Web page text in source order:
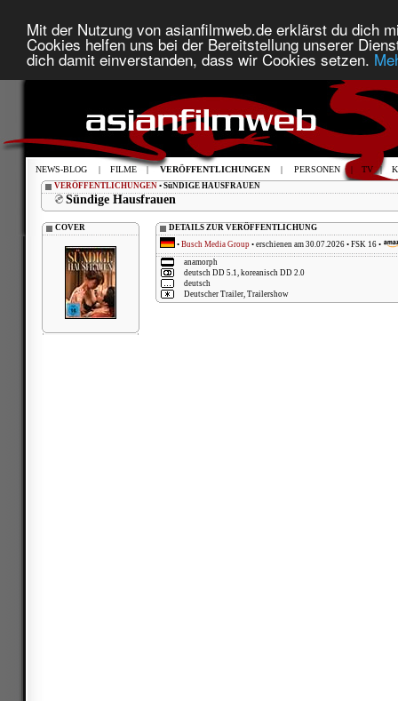
Mit der Nutzung von asianfilmweb.de erklärst du dich
Cookies helfen uns bei der Bereitstellung unserer
dich damit einverstanden, dass wir Cookies setzen.
NEWS-BLOG | FILME | VERÖFFENTLICHUNGEN | PERSONEN | TV |
VERÖFFENTLICHUNGEN • SüNDIGE HAUSFRAUEN
Sündige Hausfrauen
COVER
DETAILS ZUR VERÖFFENTLICHUNG
• Busch Media Group • erschienen am 30.07.2026 • FSK 16 •
anamorph
deutsch DD 5.1, koreanisch DD 2.0
deutsch
Deutscher Trailer, Trailershow